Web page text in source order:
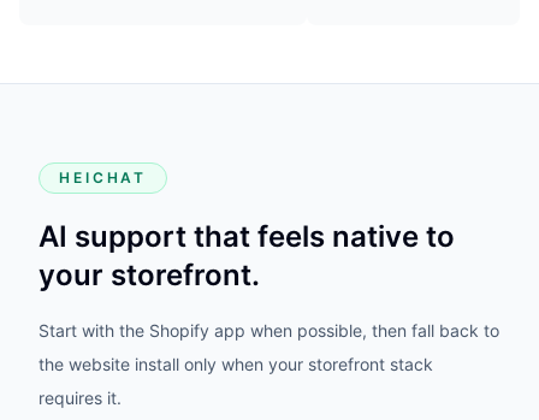
HEICHAT
AI support that feels native to
your storefront.
Start with the Shopify app when possible, then fall back to
the website install only when your storefront stack
requires it.